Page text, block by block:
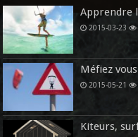
Apprendre
2015-03-23
Méfiez
2015-05-21
Kiteurs,